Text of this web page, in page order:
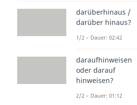
darüberhinaus /
darüber hinaus?
1/2 – Dauer: 02:42
daraufhinweisen
oder darauf
hinweisen?
2/2 – Dauer: 01:12